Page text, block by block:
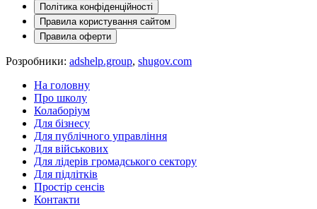
Політика конфіденційностi
Правила користування сайтом
Правила оферти
Розробники: adshelp.group, shugov.com
На головну
Про школу
Колаборiум
Для бiзнесу
Для публiчного управлiння
Для вiйськових
Для лiдерiв громадського сектору
Для підлітків
Простір сенсів
Контакти